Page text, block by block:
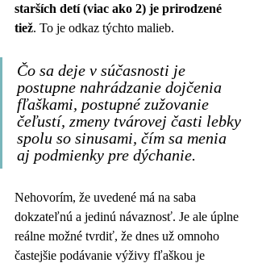
starších detí (viac ako 2) je prirodzené
tiež. To je odkaz týchto malieb.
Čo sa deje v súčasnosti je
postupne nahrádzanie dojčenia
fľaškami, postupné zužovanie
čeľustí, zmeny tvárovej časti lebky
spolu so sinusami, čím sa menia
aj podmienky pre dýchanie.
Nehovorím, že uvedené má na saba
dokzateľnú a jedinú návaznosť. Je ale úplne
reálne možné tvrdiť, že dnes už omnoho
častejšie podávanie výživy fľaškou je